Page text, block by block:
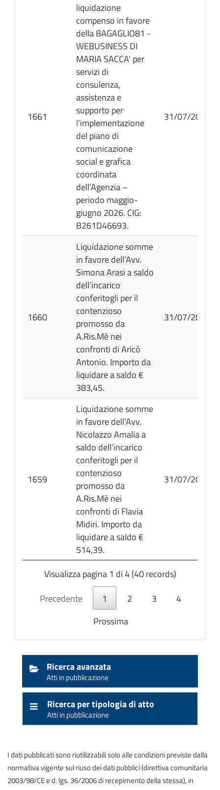
1661
liquidazione
compenso in favore
della BAGAGLIO81 -
WEBUSINESS DI
MARIA SACCA' per
servizi di
consulenza,
assistenza e
supporto per
l’implementazione
del piano di
comunicazione
social e grafica
coordinata
dell’Agenzia –
periodo maggio-
giugno 2026. CIG:
B261D46693.
31/07/2026
1660
Liquidazione somme
in favore dell’Avv.
Simona Arasi a saldo
dell’incarico
conferitogli per il
contenzioso
promosso da
A.Ris.Mè nei
confronti di Aricò
Antonio. Importo da
liquidare a saldo €
383,45.
31/07/2026
1659
Liquidazione somme
in favore dell’Avv.
Nicolazzo Amalia a
saldo dell’incarico
conferitogli per il
contenzioso
promosso da
A.Ris.Mè nei
confronti di Flavia
Midiri. Importo da
liquidare a saldo €
514,39.
31/07/2026
Visualizza pagina 1 di 4 (40 records)
Precedente
1 2 3
4
Prossima
Ricerca avanzata
Atti in pubblicazione
Ricerca per tipologia di atto
Atti in pubblicazione
I dati pubblicati sono riutilizzabili solo alle condizioni previste dalla
normativa vigente sul riuso dei dati pubblici (direttiva comunitaria
2003/98/CE e d. lgs. 36/2006 di recepimento della stessa), in